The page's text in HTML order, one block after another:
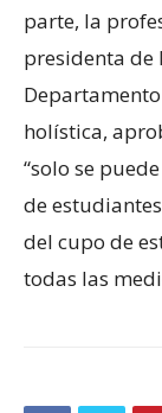
parte, la
presidenta de
holística,
“solo se
de
del cupo de
todas las